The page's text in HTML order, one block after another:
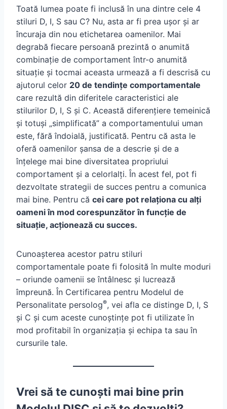
Toată lumea poate fi inclusă în una dintre cele 4
stiluri D, I, S sau C? Nu, asta ar fi prea ușor și ar
încuraja din nou etichetarea oamenilor. Mai
degrabă fiecare persoană prezintă o anumită
combinație de comportament într-o anumită
situație și tocmai aceasta urmează a fi descrisă cu
ajutorul celor 20 de tendințe comportamentale
care rezultă din diferitele caracteristici ale
stilurilor D, I, S și C. Această diferențiere temeinică
și totuși „simplificată” a comportamentului uman
este, fără îndoială, justificată. Pentru că asta le
oferă oamenilor șansa de a descrie și de a
înțelege mai bine diversitatea propriului
comportament și a celorlalți. În acest fel, pot fi
dezvoltate strategii de succes pentru a comunica
mai bine. Pentru că cei care pot relaționa cu alți
oameni în mod corespunzător în funcție de
situație, acționează cu succes.
Cunoașterea acestor patru stiluri
comportamentale poate fi folosită în multe moduri
– oriunde oamenii se întâlnesc și lucrează
împreună. În Certificarea pentru Modelul de
Personalitate persolog®, vei afla ce distinge D, I, S
și C și cum aceste cunoștințe pot fi utilizate în
mod profitabil în organizația și echipa ta sau în
cursurile tale.
Vrei să te cunoști mai bine prin